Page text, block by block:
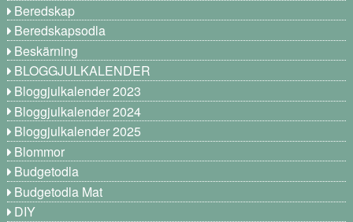
Beredskap
Beredskapsodla
Beskärning
BLOGGJULKALENDER
Bloggjulkalender 2023
Bloggjulkalender 2024
Bloggjulkalender 2025
Blommor
Budgetodla
Budgetodla Mat
DIY